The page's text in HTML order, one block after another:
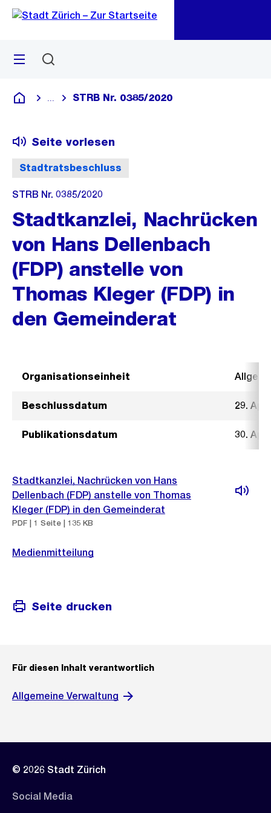
Navigation
Sprunglink
Menü
Deutsch
Blende alle Breadcrumbs ein
STRB Nr. 0385/2020
Stadtratsbeschluss
Seite vorlesen
STRB Nr. 0385/2020
Stadtkanzlei, Nachrücken
von Hans Dellenbach
(FDP) anstelle von
Thomas Kleger (FDP) in
den Gemeinderat
Organisationseinheit
Beschlussdatum 29.
Publikationsdatum 30.
Stadtkanzlei, Nachrücken von Hans
Dellenbach (FDP) anstelle von Thomas
Kleger (FDP) in den Gemeinderat
PDF | 1 Seite | 135 KB
Medienmitteilung
Seite drucken
Für diesen Inhalt verantwortlich
Allgemeine Verwaltung
© 2026 Stadt Zürich
Social Media